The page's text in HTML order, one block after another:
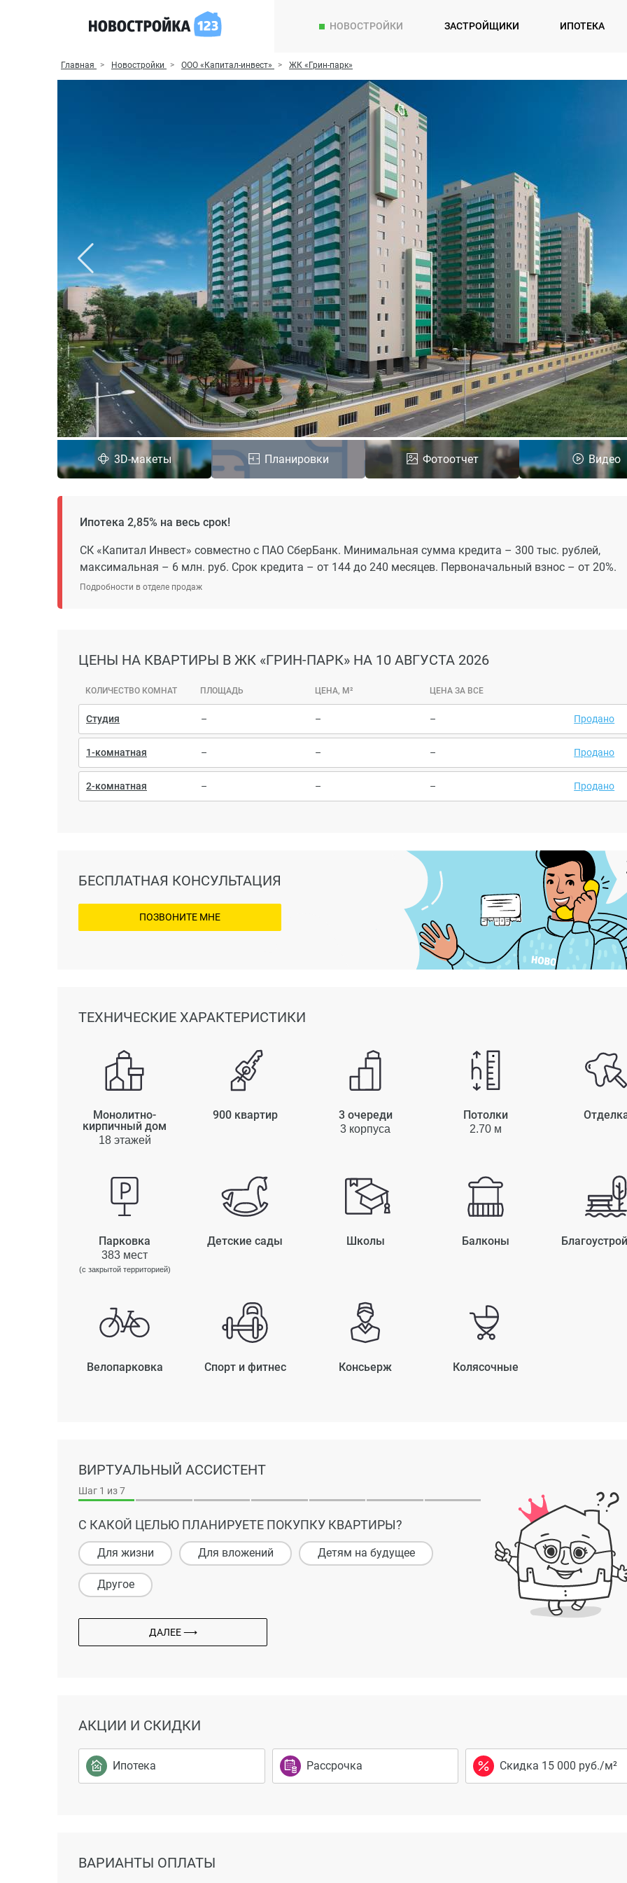
НОВОСТРОЙКИ ЗАСТРОЙЩИКИ ИПОТЕКА
Главная Новостройки ООО «Капитал-инвест» ЖК «Грин-парк»
3D-макеты Планировки Фотоотчет Видео
Ипотека 2,85% на весь срок!
СК «Капитал Инвест» совместно с ПАО СберБанк. Минимальная сумма кредита – 300 тыс. рублей,
максимальная – 6 млн. руб. Срок кредита – от 144 до 240 месяцев. Первоначальный взнос – от 20%.
Подробности в отделе продаж
ЦЕНЫ НА КВАРТИРЫ В ЖК «ГРИН-ПАРК» НА 10 АВГУСТА 2026
КОЛИЧЕСТВО КОМНАТ ПЛОЩАДЬ ЦЕНА, М² ЦЕНА ЗА ВСЕ
Студия – – – Продано
1-комнатная – – – Продано
2-комнатная – – – Продано
БЕСПЛАТНАЯ КОНСУЛЬТАЦИЯ
ПОЗВОНИТЕ МНЕ
ТЕХНИЧЕСКИЕ ХАРАКТЕРИСТИКИ
Монолитно-
кирпичный дом
18 этажей
900 квартир 3 очереди
3 корпуса
Потолки
2.70 м
Парковка
383 мест
(с закрытой территорией)
Детские сады Школы Балконы
Велопарковка Спорт и фитнес Консьерж Колясочные
ВИРТУАЛЬНЫЙ АССИСТЕНТ
Шаг 1 из 7
С КАКОЙ ЦЕЛЬЮ ПЛАНИРУЕТЕ ПОКУПКУ КВАРТИРЫ?
Для жизни Для вложений Детям на будущее
Другое
ДАЛЕЕ ⟶
АКЦИИ И СКИДКИ
Ипотека Рассрочка Скидка 15 000 руб./м²
ВАРИАНТЫ ОПЛАТЫ